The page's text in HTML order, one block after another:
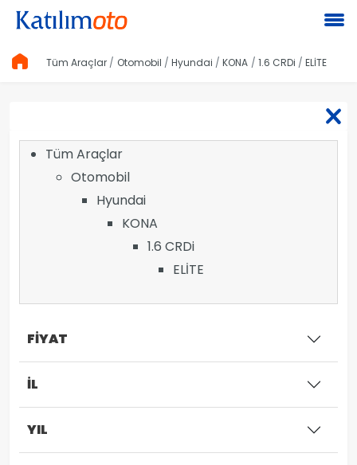
Tüm Araçlar Otomobil Hyundai KONA 1.6 CRDi ELİTE
Tüm Araçlar
Otomobil
Hyundai
KONA
1.6 CRDi
ELİTE
FİYAT
İL
YIL